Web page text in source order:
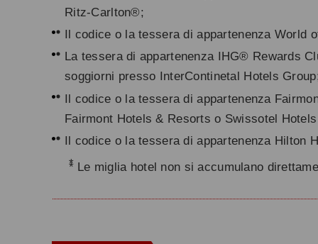
Ritz-Carlton®;
Il codice o la tessera di appartenenza World
La tessera di appartenenza IHG® Rewards
soggiorni presso InterContinetal Hotels
Il codice o la tessera di appartenenza
Fairmont Hotels & Resorts o Swissotel
Il codice o la tessera di appartenenza Hilton
* Le miglia hotel non si accumulano